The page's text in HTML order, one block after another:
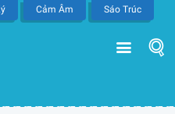
Cảm Âm Sáo Trúc